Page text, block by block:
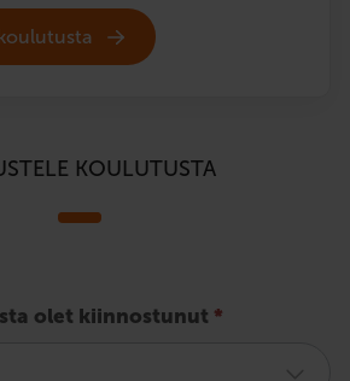
KOULUTUSTA
olet kiinnostunut *